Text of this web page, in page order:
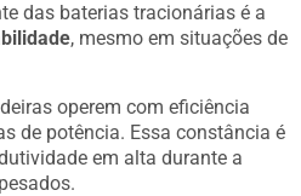
das baterias tracionárias é a
, mesmo em situações de
operem com eficiência
de potência. Essa constância é
em alta durante a